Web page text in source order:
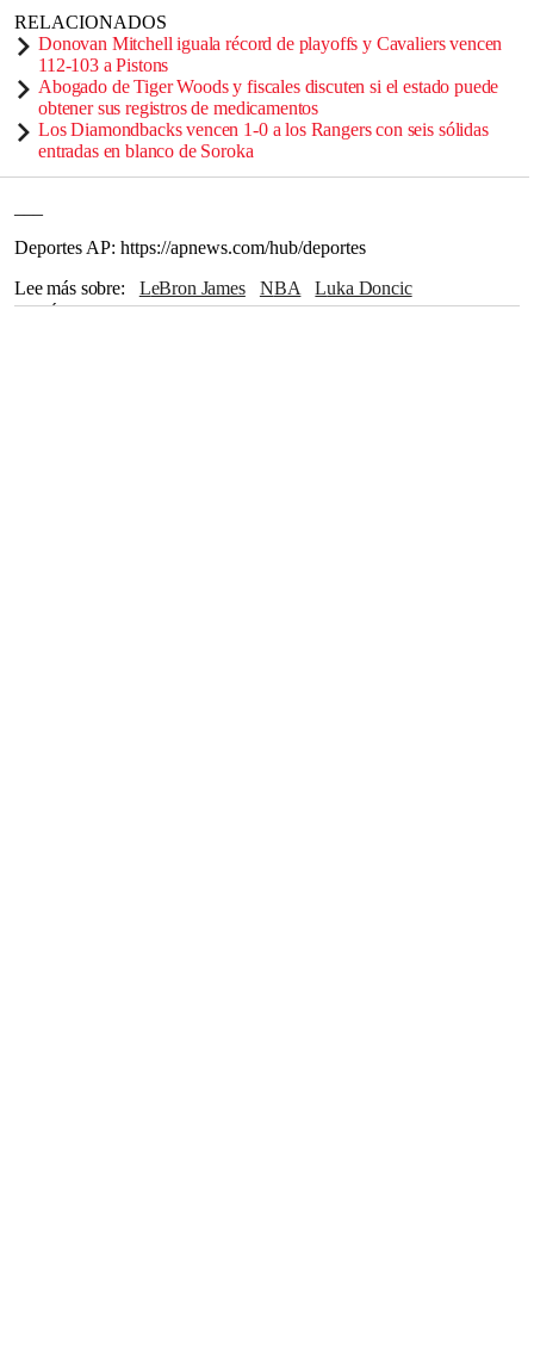
RELACIONADOS
Donovan Mitchell iguala récord de playoffs y Cavaliers vencen
112-103 a Pistons
Abogado de Tiger Woods y fiscales discuten si el estado puede
obtener sus registros de medicamentos
Los Diamondbacks vencen 1-0 a los Rangers con seis sólidas
entradas en blanco de Soroka
Deportes AP: https://apnews.com/hub/deportes
Lee más sobre
LeBron James NBA
Luka Doncic